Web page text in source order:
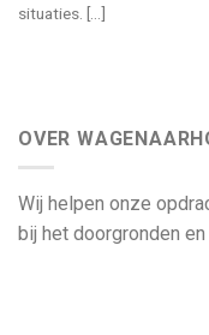
situaties. [...]
OVER
Wij helpen onze
bij het doorgronden